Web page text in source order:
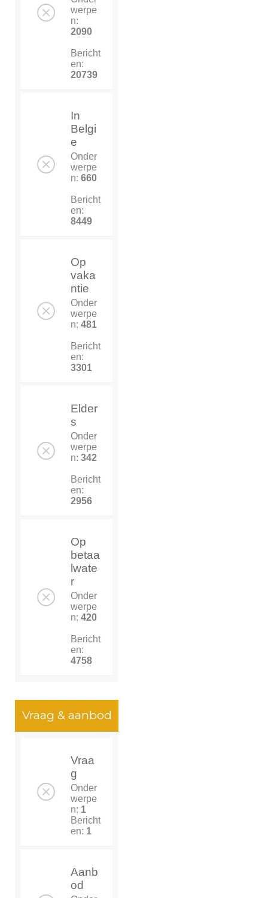
werpe
n:
2090
Bericht
en:
20739
In
Belgi
e
Onder
werpe
n: 660
Bericht
en:
8449
Op
vaka
ntie
Onder
werpe
n: 481
Bericht
en:
3301
Elder
s
Onder
werpe
n: 342
Bericht
en:
2956
Op
betaa
lwate
r
Onder
werpe
n: 420
Bericht
en:
4758
Vraag & aanbod
Vraa
g
Onder
werpe
n: 1
Bericht
en: 1
Aanb
od